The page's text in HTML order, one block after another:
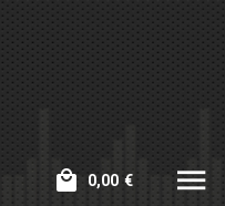
€
0,00